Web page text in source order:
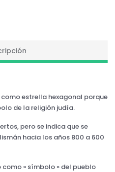
estrella hexagonal porque
de la religión judía.
pero se indica que se
hacia los años 800 a 600
como » símbolo » del pueblo